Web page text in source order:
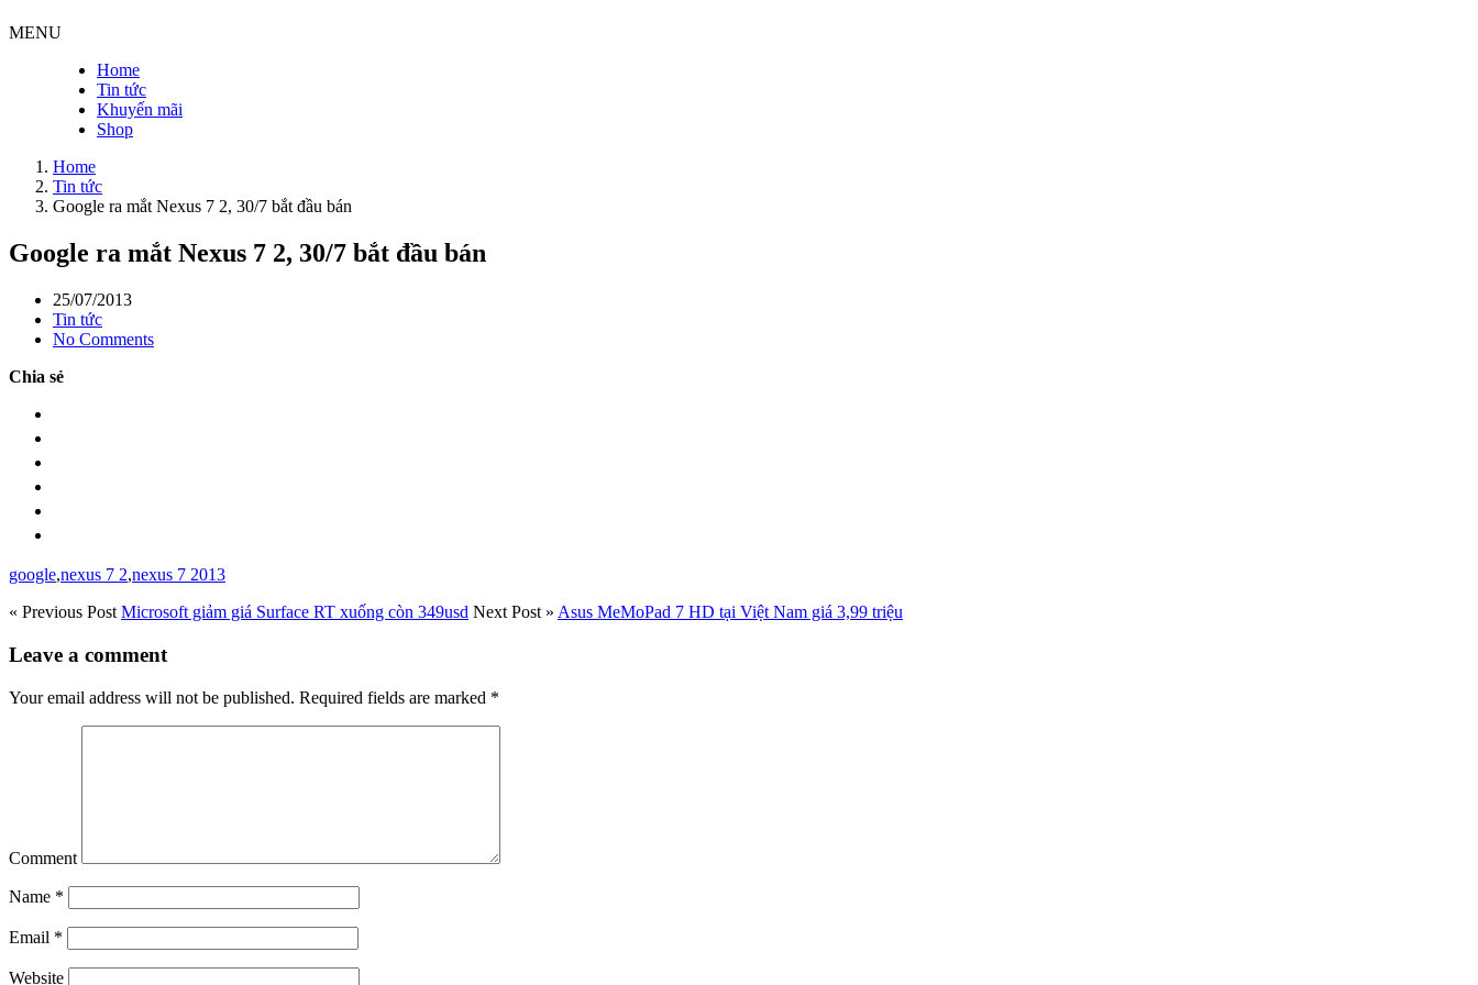
MENU
Home
Tin tức
Khuyến mãi
Shop
Home
Tin tức
Google ra mắt Nexus 7 2, 30/7 bắt đầu bán
Google ra mắt Nexus 7 2, 30/7 bắt đầu bán
25/07/2013
Tin tức
No Comments
Chia sẻ
google,nexus 7 2,nexus 7 2013
« Previous Post Microsoft giảm giá Surface RT xuống còn 349usd Next Post » Asus MeMoPad 7 HD tại Việt Nam giá 3,99 triệu
Leave a comment
Your email address will not be published. Required fields are marked *
Comment
Name *
Email *
Website